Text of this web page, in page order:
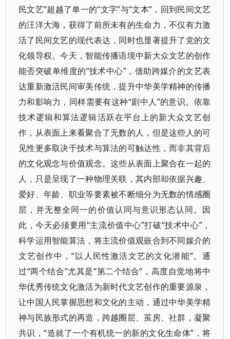
民文艺”超越了单一的“文字”与“文本”，回到民间文艺
的汪洋大海，获得了前所未有的生命力，不仅有力激
活了民间文艺的现代表达，同时也显著提升了党的文
化领导权。今天，智能传播语境中新大众文艺的创作
能否突破单维度的“技术中心”，借助跨媒介的文艺表
达重新激活民间审美传统，提升中华美学精神的传播
力和影响力，同样需要有这种“剧中人”的意识。依靠
技术逻辑和算法逻辑活跃在平台上的新大众文艺创
作，从表面上来看聚合了无数的人，但是这些人的可
见性更多取决于技术与算法的可触达性，而非其背后
的文化观念与价值观念。这些从表面上聚合在一起的
人，只是呈现了一种物理关联，其内部却依据兴趣、
爱好、年龄、职业等要素被不断细分为无数的情感圈
层，并无整全同一的价值认同与意识形态认同。因
此，今天必须要用“主流价值中心”打破“技术中心”，
科学运用智能算法，将主流价值观嵌合到不同媒介的
文艺创作中，“以人民性激活文艺的文化潜能”。通
过“两个结合”尤其是“第二个结合”，高度自觉地将中
华优秀传统文化激活为新时代文艺创作的重要源泉，
让中国人民掌握思想和文化的主动，通过中华美学精
神与民族形式的再造，跨越圈层、茧房、社群，凝聚
共识，“造就了一个有机统一的新的文化生命体”，将